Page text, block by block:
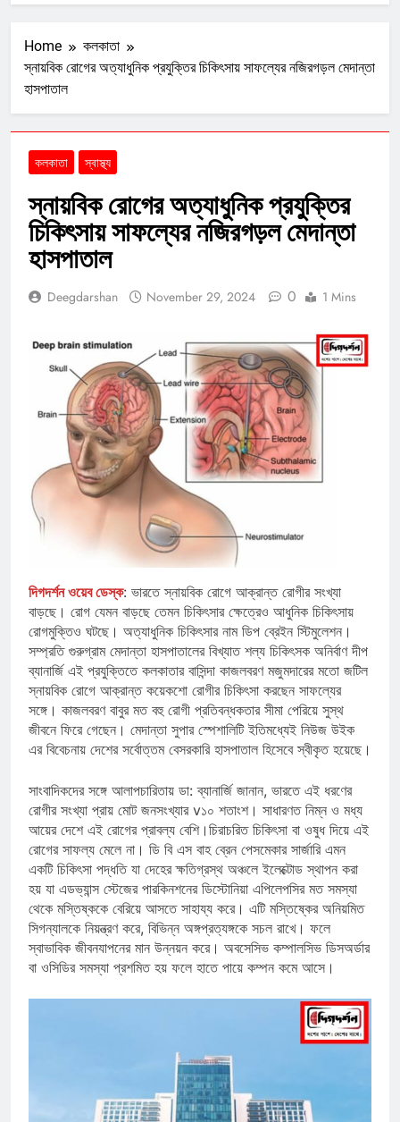
Home
কলকাতা
স্নায়বিক রোগের অত্যাধুনিক প্রযুক্তির চিকিৎসায় সাফল্যের নজিরগড়ল মেদান্তা
হাসপাতাল
কলকাতা স্বাস্থ্য
স্নায়বিক রোগের অত্যাধুনিক প্রযুক্তির
চিকিৎসায় সাফল্যের নজিরগড়ল মেদান্তা
হাসপাতাল
Deegdarshan November 29, 2024 0 1 Mins
দিগদর্শন ওয়েব ডেস্ক: ভারতে স্নায়বিক রোগে আক্রান্ত রোগীর সংখ্যা
বাড়ছে। রোগ যেমন বাড়ছে তেমন চিকিৎসার ক্ষেত্রেও আধুনিক চিকিৎসায়
রোগমুক্তিও ঘটছে। অত্যাধুনিক চিকিৎসার নাম ডিপ ব্রেইন স্টিমুলেশন।
সম্প্রতি গুরুগ্রাম মেদান্তা হাসপাতালের বিখ্যাত শল্য চিকিৎসক অনির্বাণ দীপ
ব্যানার্জি এই প্রযুক্তিতে কলকাতার বাসিন্দা কাজলবরণ মজুমদারের মতো জটিল
স্নায়বিক রোগে আক্রান্ত কয়েকশো রোগীর চিকিৎসা করছেন সাফল্যের
সঙ্গে। কাজলবরণ বাবুর মত বহু রোগী প্রতিবন্ধকতার সীমা পেরিয়ে সুস্থ
জীবনে ফিরে গেছেন। মেদান্তা সুপার স্পেশালিটি ইতিমধ্যেই নিউজ উইক
এর বিবেচনায় দেশের সর্বোত্তম বেসরকারি হাসপাতাল হিসেবে স্বীকৃত হয়েছে।
সাংবাদিকদের সঙ্গে আলাপচারিতায় ডা: ব্যানার্জি জানান, ভারতে এই ধরণের
রোগীর সংখ্যা প্রায় মোট জনসংখ্যার v১০ শতাংশ। সাধারণত নিম্ন ও মধ্য
আয়ের দেশে এই রোগের প্রাবল্য বেশি।চিরাচরিত চিকিৎসা বা ওষুধ দিয়ে এই
রোগের সাফল্য মেলে না। ডি বি এস বাহ ব্রেন পেসমেকার সার্জারি এমন
একটি চিকিৎসা পদ্ধতি যা দেহের ক্ষতিগ্রস্থ অঞ্চলে ইলেক্টোড স্থাপন করা
হয় যা এডভ্যান্স স্টেজের পারকিনশনের ডিস্টোনিয়া এপিলেপসির মত সমস্যা
থেকে মস্তিষ্ককে বেরিয়ে আসতে সাহায্য করে। এটি মস্তিষ্কের অনিয়মিত
সিগন্যালকে নিয়ন্ত্রণ করে, বিভিন্ন অঙ্গপ্রত্যঙ্গকে সচল রাখে। ফলে
স্বাভাবিক জীবনযাপনের মান উন্নয়ন করে। অবসেসিভ কম্পালসিভ ডিসঅর্ডার
বা ওসিডির সমস্যা প্রশমিত হয় ফলে হাতে পায়ে কম্পন কমে আসে।